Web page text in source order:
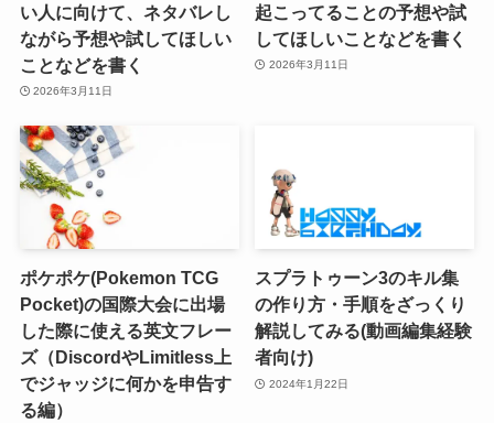
い人に向けて、ネタバレし
ながら予想や試してほしい
ことなどを書く
2026年3月11日
起こってることの予想や試
してほしいことなどを書く
2026年3月11日
ポケポケ(Pokemon TCG
Pocket)の国際大会に出場
した際に使える英文フレー
ズ（DiscordやLimitless上
でジャッジに何かを申告す
る編）
スプラトゥーン3のキル集
の作り方・手順をざっくり
解説してみる(動画編集経験
者向け)
2024年1月22日